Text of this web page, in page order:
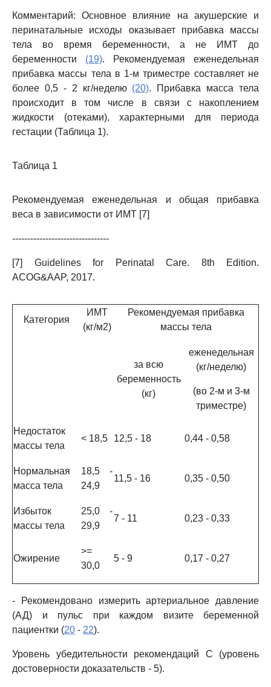
Комментарий: Основное влияние на акушерские и
перинатальные исходы оказывает прибавка массы
тела во время беременности, а не ИМТ до
беременности (19). Рекомендуемая еженедельная
прибавка массы тела в 1-м триместре составляет не
более 0,5 - 2 кг/неделю (20). Прибавка масса тела
происходит в том числе в связи с накоплением
жидкости (отеками), характерными для периода
гестации (Таблица 1).
Таблица 1
Рекомендуемая еженедельная и общая прибавка
веса в зависимости от ИМТ [7]
--------------------------------
[7] Guidelines for Perinatal Care. 8th Edition.
ACOG&AAP, 2017.
Категория
ИМТ
(кг/м2)
Рекомендуемая прибавка
массы тела
за всю
беременность
(кг)
еженедельная
(кг/неделю)
(во 2-м и 3-м
триместре)
Недостаток
массы тела
< 18,5 12,5 - 18 0,44 - 0,58
Нормальная
масса тела
18,5 -
24,9
11,5 - 16 0,35 - 0,50
Избыток
массы тела
25,0 -
29,9
7 - 11 0,23 - 0,33
Ожирение
>=
30,0
5 - 9 0,17 - 0,27
- Рекомендовано измерить артериальное давление
(АД) и пульс при каждом визите беременной
пациентки (20 - 22).
Уровень убедительности рекомендаций C (уровень
достоверности доказательств - 5).